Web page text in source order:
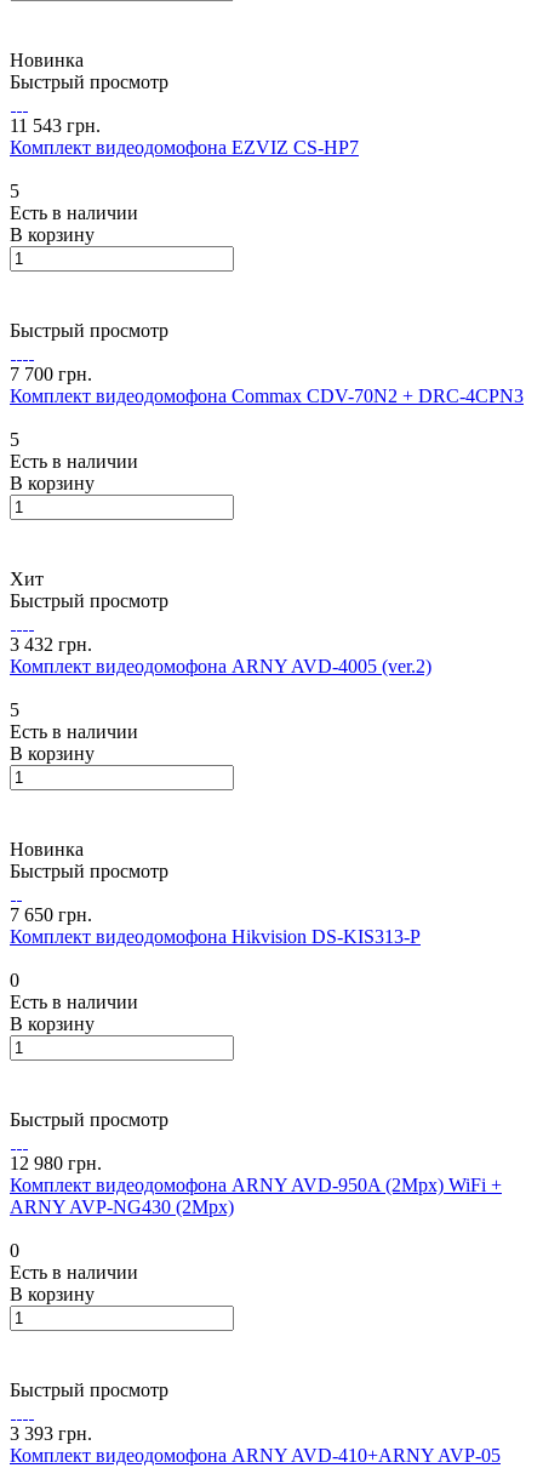
Новинка
Быстрый просмотр
11 543 грн.
Комплект видеодомофона EZVIZ CS-HP7
5
Есть в наличии
В корзину
Быстрый просмотр
7 700 грн.
Комплект видеодомофона Commax CDV-70N2 + DRC-4CPN3
5
Есть в наличии
В корзину
Хит
Быстрый просмотр
3 432 грн.
Комплект видеодомофона ARNY AVD-4005 (ver.2)
5
Есть в наличии
В корзину
Новинка
Быстрый просмотр
7 650 грн.
Комплект видеодомофона Hikvision DS-KIS313-P
0
Есть в наличии
В корзину
Быстрый просмотр
12 980 грн.
Комплект видеодомофона ARNY AVD-950A (2Mpx) WiFi +
ARNY AVP-NG430 (2Mpx)
0
Есть в наличии
В корзину
Быстрый просмотр
3 393 грн.
Комплект видеодомофона ARNY AVD-410+ARNY AVP-05